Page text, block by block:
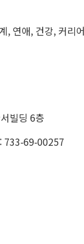
, 연애, 건강, 커리
빌딩 6층